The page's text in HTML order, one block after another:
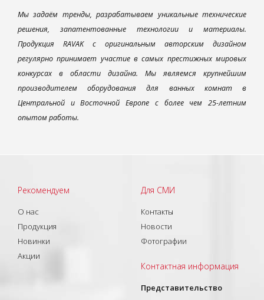
Мы задаём тренды, разрабатываем уникальные технические
решения, запатентованные технологии и материалы.
Продукция RAVAK с оригинальным авторским дизайном
регулярно принимает участие в самых престижных мировых
конкурсах в области дизайна. Мы являемся крупнейшим
производителем оборудования для ванных комнат в
Центральной и Восточной Европе с более чем 25-летним
опытом работы.
Рекомендуем
О нас
Продукция
Новинки
Акции
Для СМИ
Контакты
Новости
Фотографии
Контактная информация
Представительство